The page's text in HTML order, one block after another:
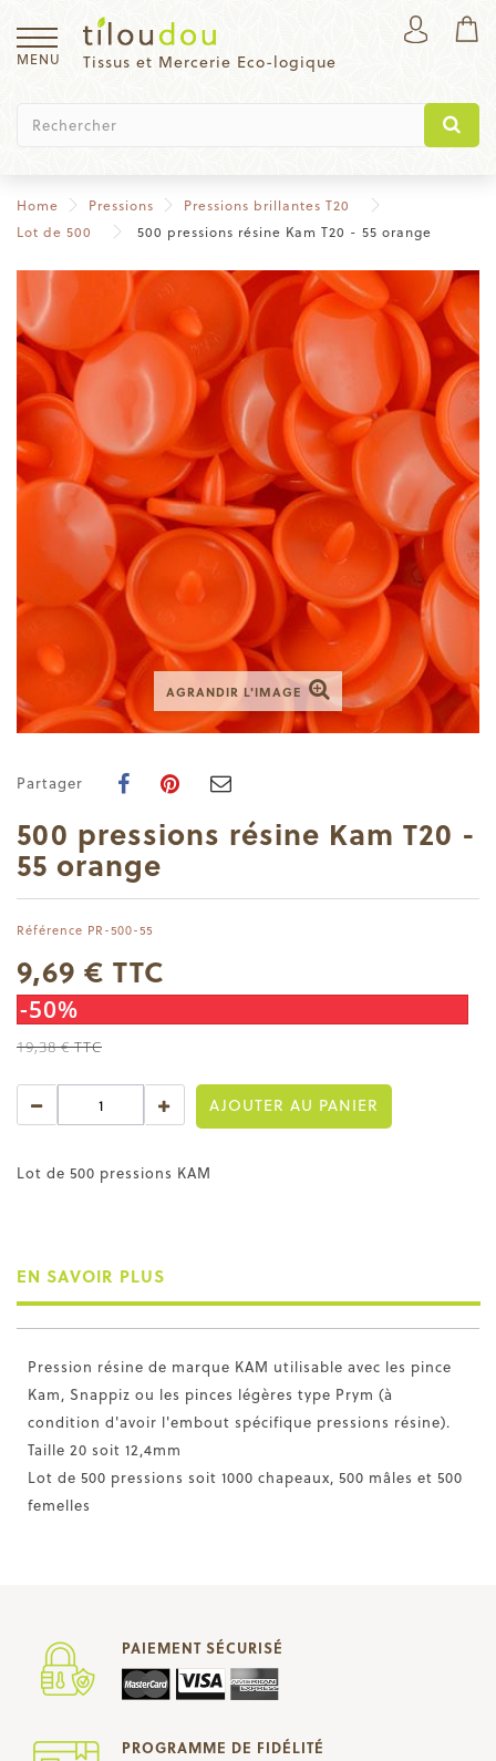
Tissus et Mercerie Eco-logique
MENU
Home Pressions
Pressions brillantes T20
Lot de 500
500 pressions résine Kam T20 - 55 orange
AGRANDIR L'IMAGE
Partager
500 pressions résine Kam T20 -
55 orange
Référence PR-500-55
9,69 € TTC
-50%
19,38 €TTC
AJOUTER AU PANIER
Lot de 500 pressions KAM
EN SAVOIR PLUS
Pression résine de marque KAM utilisable avec les pince
Kam, Snappiz ou les pinces légères type Prym (à
condition d'avoir l'embout spécifique pressions résine).
Taille 20 soit 12,4mm
Lot de 500 pressions soit 1000 chapeaux, 500 mâles et 500
femelles
PAIEMENT SÉCURISÉ
PROGRAMME DE FIDÉLITÉ